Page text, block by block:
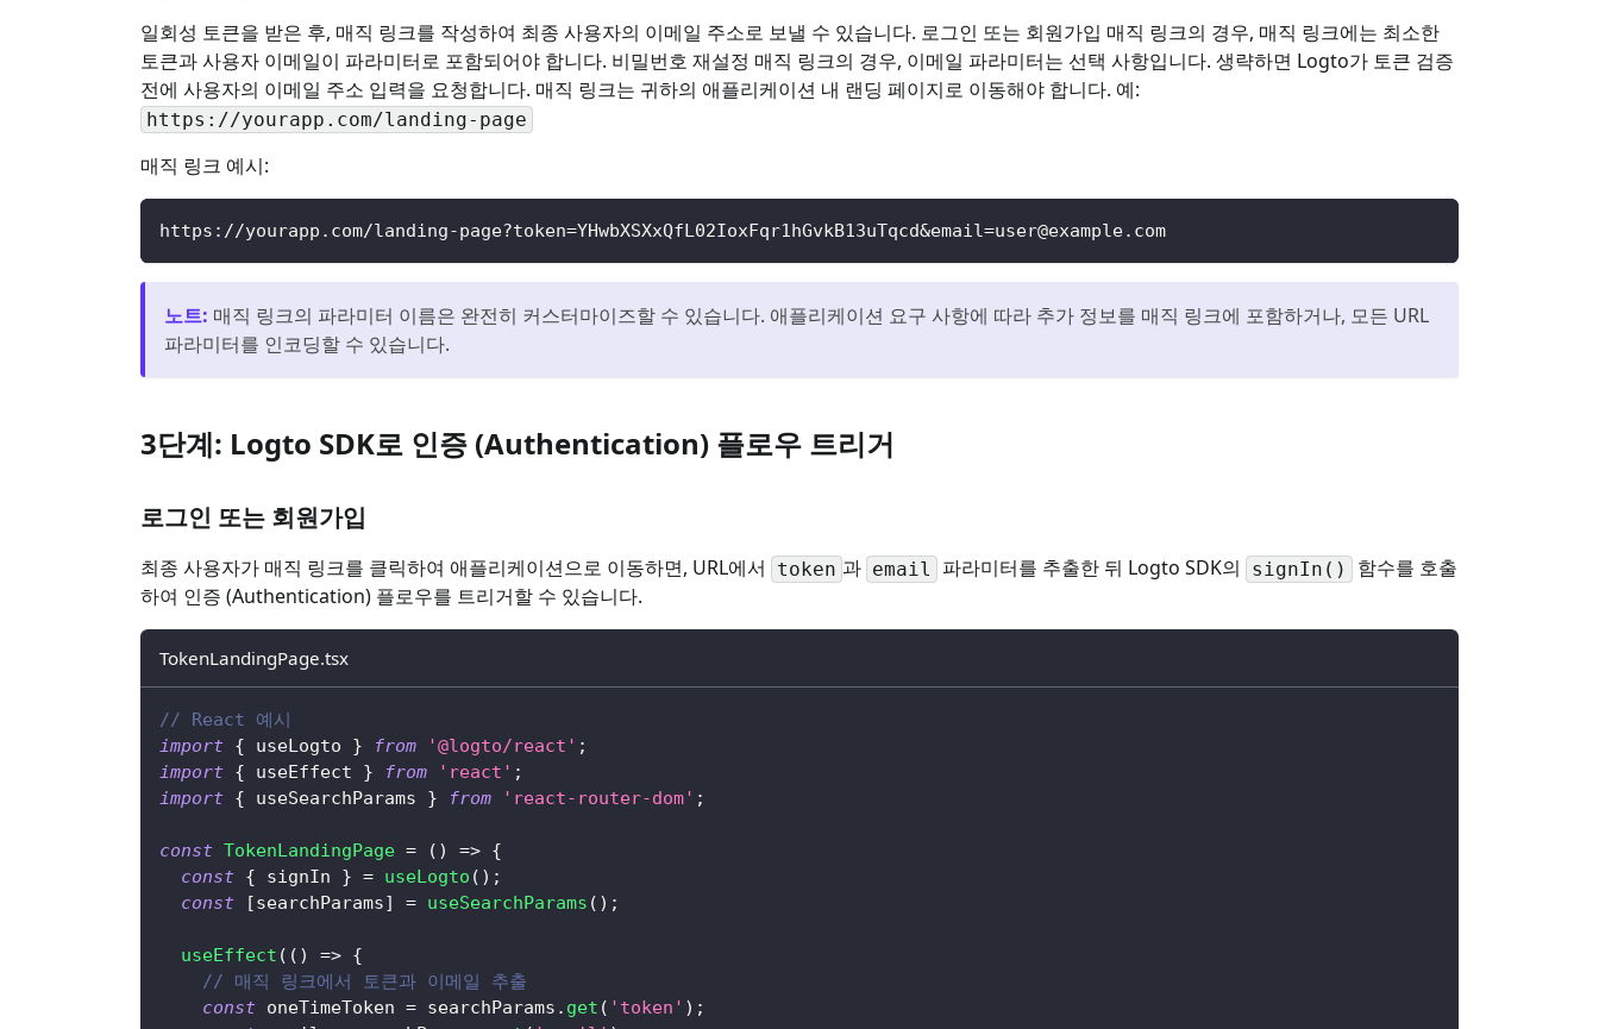
일회성 토큰을 받은 후, 매직 링크를 작성하여 최종 사용자의 이메일 주소로 보낼 수 있습니다. 로그인 또는 회원가입 매직 링크의 경우, 매직 링크에는 최소한
토큰과 사용자 이메일이 파라미터로 포함되어야 합니다. 비밀번호 재설정 매직 링크의 경우, 이메일 파라미터는 선택 사항입니다. 생략하면 Logto가 토큰 검증
전에 사용자의 이메일 주소 입력을 요청합니다. 매직 링크는 귀하의 애플리케이션 내 랜딩 페이지로 이동해야 합니다. 예:
https://yourapp.com/landing-page
매직 링크 예시:
https://yourapp.com/landing-page?token=YHwbXSXxQfL02IoxFqr1hGvkB13uTqcd&email=user@example.com
노트: 매직 링크의 파라미터 이름은 완전히 커스터마이즈할 수 있습니다. 애플리케이션 요구 사항에 따라 추가 정보를 매직 링크에 포함하거나, 모든 URL
파라미터를 인코딩할 수 있습니다.
3단계: Logto SDK로 인증 (Authentication) 플로우 트리거
로그인 또는 회원가입
최종 사용자가 매직 링크를 클릭하여 애플리케이션으로 이동하면, URL에서 token 과 email 파라미터를 추출한 뒤 Logto SDK의 signIn()
함수를 호출
하여 인증 (Authentication) 플로우를 트리거할 수 있습니다.
TokenLandingPage.tsx
// React 예시
import { useLogto } from '@logto/react' ;
import { useEffect } from 'react' ;
import { useSearchParams } from 'react-router-dom' ;
const TokenLandingPage = ( ) => {
const { signIn } = useLogto ( ) ;
const
[searchParams] = useSearchParams ( ) ;
useEffect ( ( ) => {
// 매직 링크에서 토큰과 이메일 추출
const oneTimeToken = searchParams . get ( 'token' ) ;